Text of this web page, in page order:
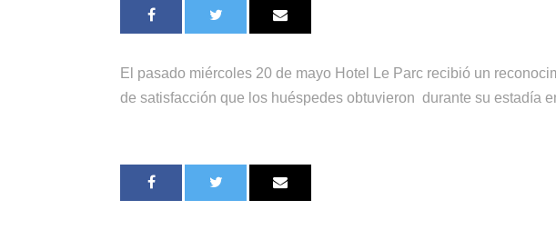
El pasado miércoles 20 de mayo Hotel Le Parc recibió un
de satisfacción que los huéspedes obtuvieron durante su estadía